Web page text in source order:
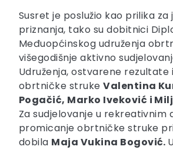
Susret je poslužio kao prilika za
priznanja, tako su dobitnici
Međuopćinskog udruženja
višegodišnje aktivno
Udruženja, ostvarene
obrtničke strukeValentina
Pogačić, Marko Iveković i
Za sudjelovanje u rekreativnim
promicanje obrtničke struke
dobila Maja Vukina Bogović.